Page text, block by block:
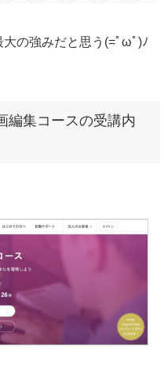
の強みだと思う(=ﾟωﾟ)ﾉ
編集コースの受講内